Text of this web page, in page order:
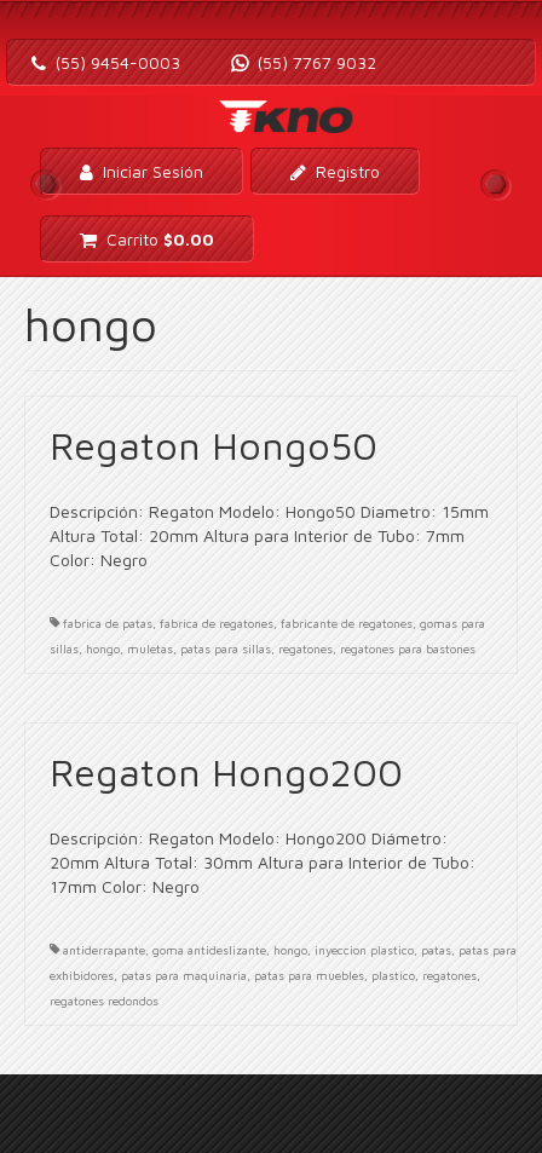
(55) 9454-0003 (55) 7767 9032
Iniciar Sesión Registro
Carrito $0.00
hongo
Regaton Hongo50
Descripción: Regaton Modelo: Hongo50 Diametro: 15mm
Altura Total: 20mm Altura para Interior de Tubo: 7mm
Color: Negro
fabrica de patas fabrica de regatones fabricante de regatones gomas para
sillas hongo muletas patas para sillas regatones regatones para bastones
Regaton Hongo200
Descripción: Regaton Modelo: Hongo200 Diámetro:
20mm Altura Total: 30mm Altura para Interior de Tubo:
17mm Color: Negro
antiderrapante goma antideslizante hongo inyeccion plastico patas patas para
exhibidores patas para maquinaria patas para muebles plastico regatones
regatones redondos